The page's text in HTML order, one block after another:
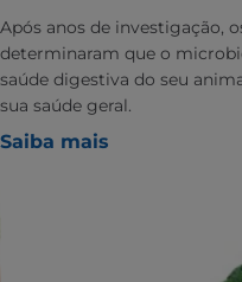
Após anos de investigação,
determinaram que o
saúde digestiva do seu
sua saúde geral.
Saiba mais